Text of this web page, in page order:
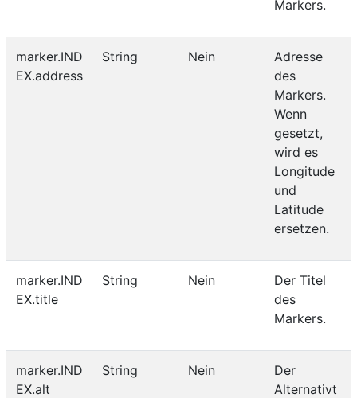
Markers.
marker.IND
EX.address
String Nein
Adresse
des
Markers.
Wenn
gesetzt,
wird es
Longitude
und
Latitude
ersetzen.
marker.IND
EX.title
String Nein
Der Titel
des
Markers.
marker.IND
EX.alt
String Nein
Der
Alternativt